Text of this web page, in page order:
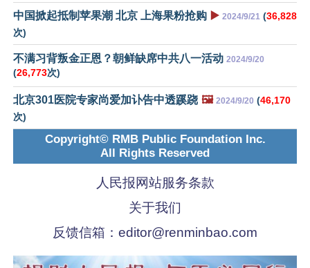
中国掀起抵制苹果潮 北京 上海果粉抢购 ▶️ 2024/9/21 (36,828
次)
不满习背叛金正恩？朝鲜缺席中共八一活动 2024/9/20
(26,773次)
北京301医院专家尚爱加讣告中透蹊跷 🖼️ 2024/9/20 (46,170
次)
Copyright© RMB Public Foundation Inc.
All Rights Reserved
人民报网站服务条款
关于我们
反馈信箱： editor@renminbao.com